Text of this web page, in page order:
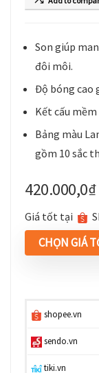
Son giúp
đôi môi.
Độ bóng cao
Kết cấu
Bảng màu
gồm 10 sắc
420.000,0₫
Giá tốt tại
CHỌN GIÁ
shopee.vn
sendo.vn
tiki.vn